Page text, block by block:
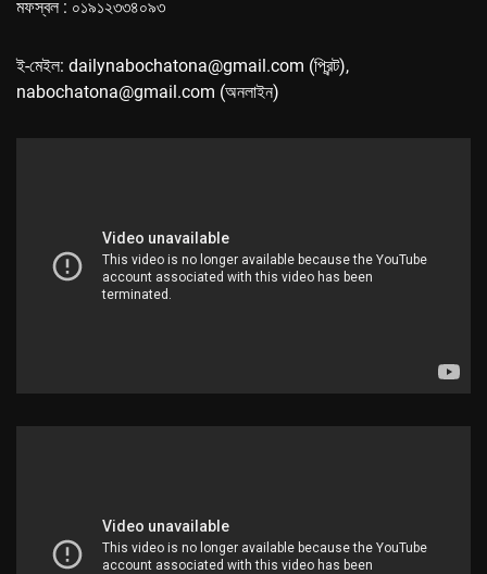
মফস্বল : ০১৯১২৩৩৪০৯৩
ই-মেইল: dailynabochatona@gmail.com (প্রিন্ট),
nabochatona@gmail.com (অনলাইন)